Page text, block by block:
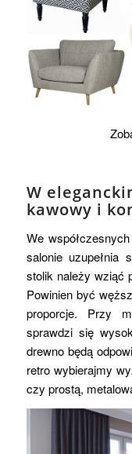
W
kawowy i
We
salonie uzupełnia
stolik należy wziąć
Powinien być
proporcje. Przy
sprawdzi się
drewno będą
retro wybierajmy
czy prostą,